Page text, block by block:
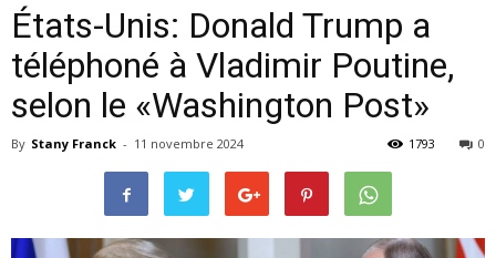
États-Unis: Donald Trump a
téléphoné à Vladimir Poutine,
selon le «Washington Post»
By Stany Franck - 11 novembre 2024 0
1793